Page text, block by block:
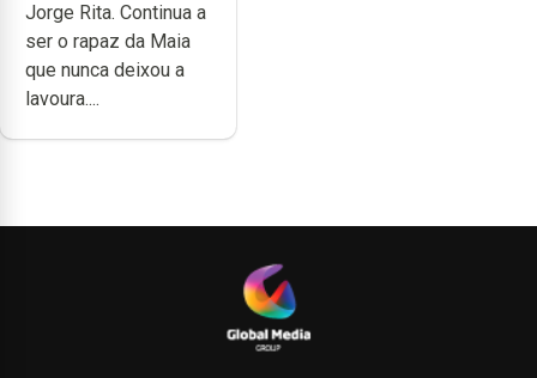
dedicação, gosto e
muita paixão”
Jorge Rita. Continua a
ser o rapaz da Maia
que nunca deixou a
lavoura....